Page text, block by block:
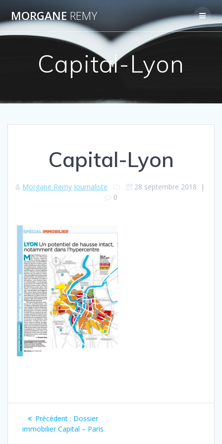
contenu
MORGANE REMY
Capital-Lyon
Capital-Lyon
Morgane Remy Journaliste 28 septembre 2018 |
0
Navigation
de
Précédent : Article
précédent
Dossier
immobilier Capital – Paris